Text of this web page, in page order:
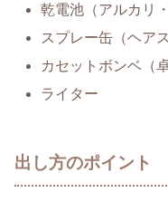
乾電池（アルカリ
スプレー缶（ヘア
カセットボンベ（
ライター
出し方のポイント